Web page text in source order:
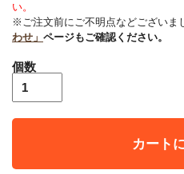
い。
※ご注文前にご不明点などございま
わせ」 ページもご確認ください。
個数
カート